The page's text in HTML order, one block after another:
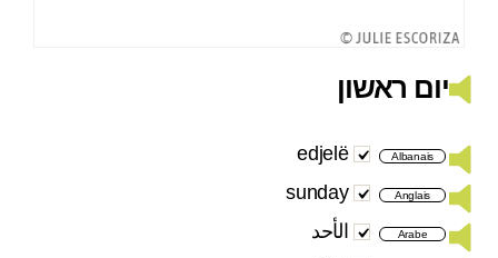
יום ראשון
Albanais
edjelë
Anglais
sunday
Arabe الأحد